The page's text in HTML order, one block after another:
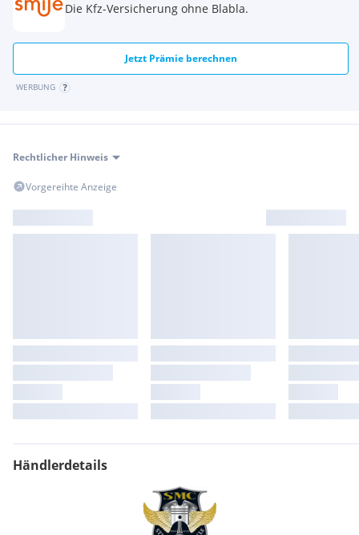
Die Kfz-Versicherung ohne Blabla.
Jetzt Prämie berechnen
WERBUNG
Rechtlicher Hinweis
Vorgereihte Anzeige
Händlerdetails